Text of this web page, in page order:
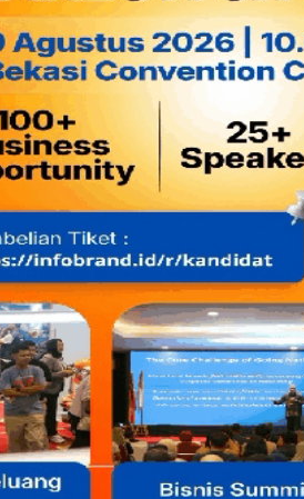
Hasil interogasi, tersangka mengaku
1.000.000 dari seseorang yang
Dari tangan tersangka polisi menyita
Pocco warna hitam.
Tersangka yang berusia 29 tahun dan
Bitung ini diketahui telah melakukan